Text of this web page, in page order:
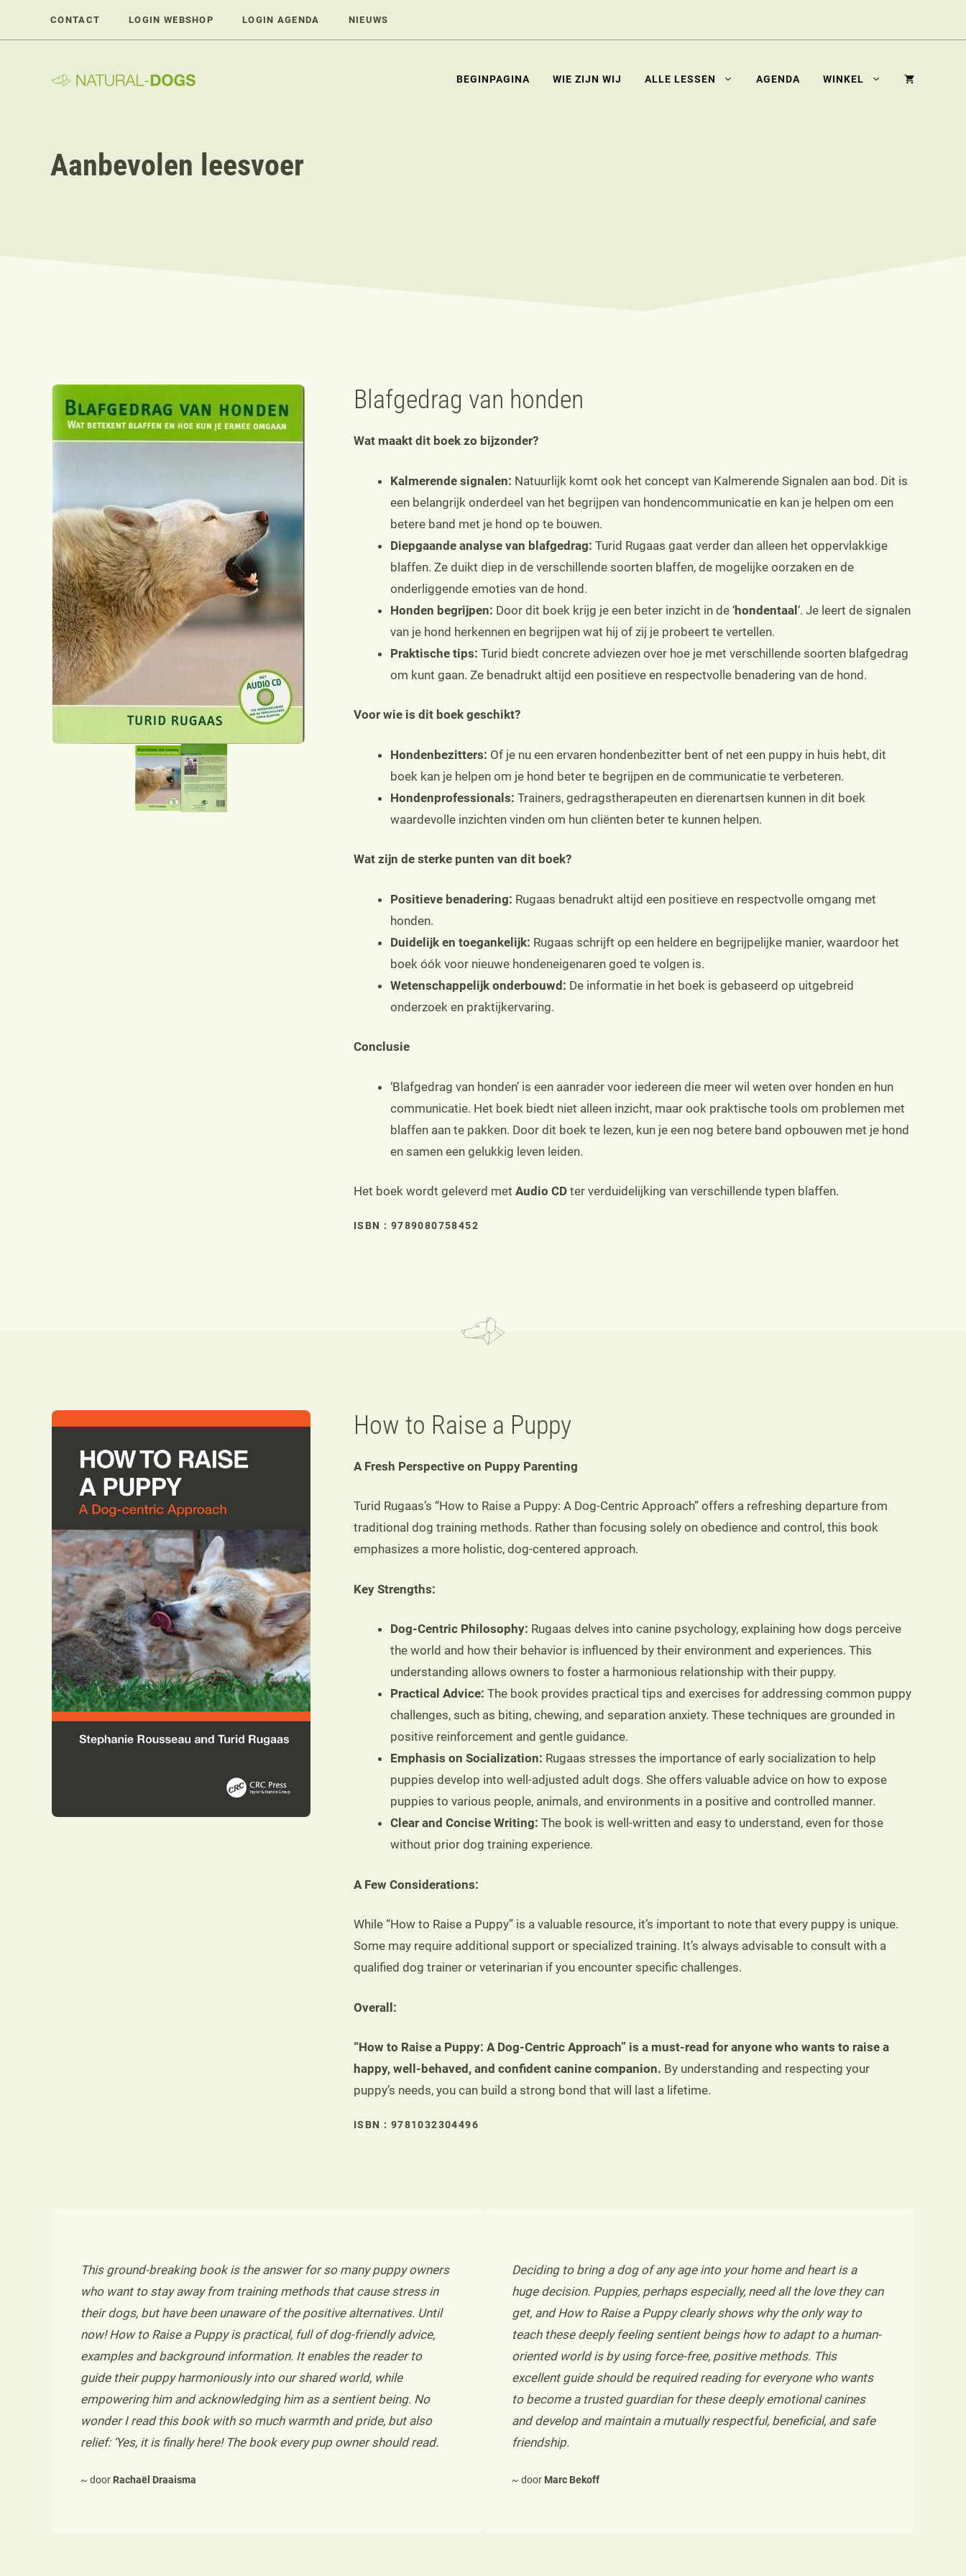
CONTACT LOGIN WEBSHOP LOGIN AGENDA NIEUWS
BEGINPAGINA WIE ZIJN WIJ ALLE LESSEN AGENDA WINKEL
Aanbevolen leesvoer
Blafgedrag van honden
Wat maakt dit boek zo bijzonder?
Kalmerende signalen: Natuurlijk komt ook het concept van Kalmerende Signalen aan bod. Dit is
een belangrijk onderdeel van het begrijpen van hondencommunicatie en kan je helpen om een
betere band met je hond op te bouwen.
Diepgaande analyse van blafgedrag: Turid Rugaas gaat verder dan alleen het oppervlakkige
blaffen. Ze duikt diep in de verschillende soorten blaffen, de mogelijke oorzaken en de
onderliggende emoties van de hond.
Honden begrijpen: Door dit boek krijg je een beter inzicht in de ‘hondentaal‘. Je leert de signalen
van je hond herkennen en begrijpen wat hij of zij je probeert te vertellen.
Praktische tips: Turid biedt concrete adviezen over hoe je met verschillende soorten blafgedrag
om kunt gaan. Ze benadrukt altijd een positieve en respectvolle benadering van de hond.
Voor wie is dit boek geschikt?
Hondenbezitters: Of je nu een ervaren hondenbezitter bent of net een puppy in huis hebt, dit
boek kan je helpen om je hond beter te begrijpen en de communicatie te verbeteren.
Hondenprofessionals: Trainers, gedragstherapeuten en dierenartsen kunnen in dit boek
waardevolle inzichten vinden om hun cliënten beter te kunnen helpen.
Wat zijn de sterke punten van dit boek?
Positieve benadering: Rugaas benadrukt altijd een positieve en respectvolle omgang met
honden.
Duidelijk en toegankelijk: Rugaas schrijft op een heldere en begrijpelijke manier, waardoor het
boek óók voor nieuwe hondeneigenaren goed te volgen is.
Wetenschappelijk onderbouwd: De informatie in het boek is gebaseerd op uitgebreid
onderzoek en praktijkervaring.
Conclusie
‘Blafgedrag van honden’ is een aanrader voor iedereen die meer wil weten over honden en hun
communicatie. Het boek biedt niet alleen inzicht, maar ook praktische tools om problemen met
blaffen aan te pakken. Door dit boek te lezen, kun je een nog betere band opbouwen met je hond
en samen een gelukkig leven leiden.
Het boek wordt geleverd met Audio CDter verduidelijking van verschillende typen blaffen.
ISBN : 9789080758452
How to Raise a Puppy
A Fresh Perspective on Puppy Parenting
Turid Rugaas’s “How to Raise a Puppy: A Dog-Centric Approach” offers a refreshing departure from
traditional dog training methods. Rather than focusing solely on obedience and control, this book
emphasizes a more holistic, dog-centered approach.
Key Strengths:
Dog-Centric Philosophy: Rugaas delves into canine psychology, explaining how dogs perceive
the world and how their behavior is influenced by their environment and experiences. This
understanding allows owners to foster a harmonious relationship with their puppy.
Practical Advice: The book provides practical tips and exercises for addressing common puppy
challenges, such as biting, chewing, and separation anxiety. These techniques are grounded in
positive reinforcement and gentle guidance.
Emphasis on Socialization: Rugaas stresses the importance of early socialization to help
puppies develop into well-adjusted adult dogs. She offers valuable advice on how to expose
puppies to various people, animals, and environments in a positive and controlled manner.
Clear and Concise Writing: The book is well-written and easy to understand, even for those
without prior dog training experience.
A Few Considerations:
While “How to Raise a Puppy” is a valuable resource, it’s important to note that every puppy is unique.
Some may require additional support or specialized training. It’s always advisable to consult with a
qualified dog trainer or veterinarian if you encounter specific challenges.
Overall:
“How to Raise a Puppy: A Dog-Centric Approach” is a must-read for anyone who wants to raise a
happy, well-behaved, and confident canine companion. By understanding and respecting your
puppy’s needs, you can build a strong bond that will last a lifetime.
ISBN : 9781032304496
This ground-breaking book is the answer for so many puppy owners
who want to stay away from training methods that cause stress in
their dogs, but have been unaware of the positive alternatives. Until
now! How to Raise a Puppy is practical, full of dog-friendly advice,
examples and background information. It enables the reader to
guide their puppy harmoniously into our shared world, while
empowering him and acknowledging him as a sentient being. No
wonder I read this book with so much warmth and pride, but also
relief: ‘Yes, it is finally here! The book every pup owner should read.
~ door Rachaël Draaisma
Deciding to bring a dog of any age into your home and heart is a
huge decision. Puppies, perhaps especially, need all the love they can
get, and How to Raise a Puppy clearly shows why the only way to
teach these deeply feeling sentient beings how to adapt to a human-
oriented world is by using force-free, positive methods. This
excellent guide should be required reading for everyone who wants
to become a trusted guardian for these deeply emotional canines
and develop and maintain a mutually respectful, beneficial, and safe
friendship.
~ door Marc Bekoff